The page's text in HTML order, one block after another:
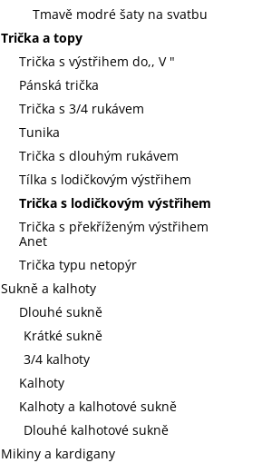
Tmavě modré šaty na svatbu
Trička a topy
Trička s výstřihem do,, V "
Pánská trička
Trička s 3/4 rukávem
Tunika
Trička s dlouhým rukávem
Tílka s lodičkovým výstřihem
Trička s lodičkovým výstřihem
Trička s překříženým výstřihem
Anet
Trička typu netopýr
Sukně a kalhoty
Dlouhé sukně
Krátké sukně
3/4 kalhoty
Kalhoty
Kalhoty a kalhotové sukně
Dlouhé kalhotové sukně
Mikiny a kardigany